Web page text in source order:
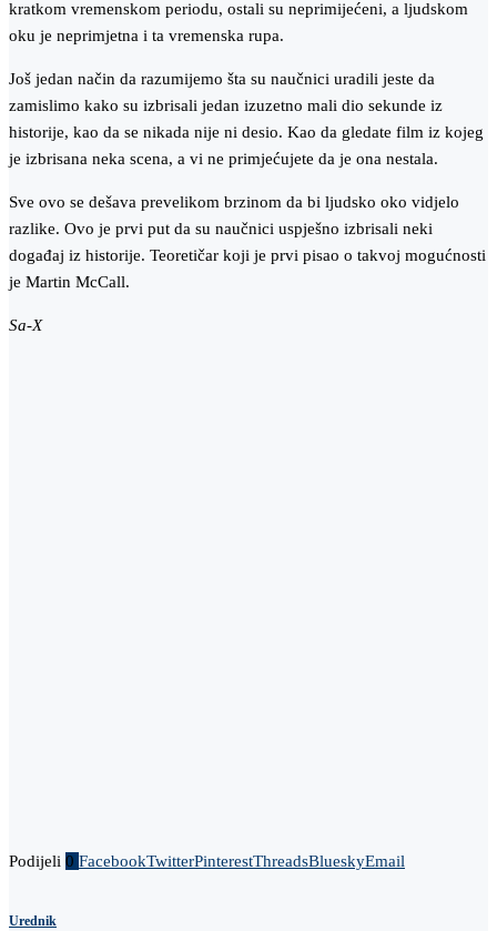
kratkom vremenskom periodu, ostali su neprimijećeni, a ljudskom
oku je neprimjetna i ta vremenska rupa.
Još jedan način da razumijemo šta su naučnici uradili jeste da
zamislimo kako su izbrisali jedan izuzetno mali dio sekunde iz
historije, kao da se nikada nije ni desio. Kao da gledate film iz kojeg
je izbrisana neka scena, a vi ne primjećujete da je ona nestala.
Sve ovo se dešava prevelikom brzinom da bi ljudsko oko vidjelo
razlike. Ovo je prvi put da su naučnici uspješno izbrisali neki
događaj iz historije. Teoretičar koji je prvi pisao o takvoj mogućnosti
je Martin McCall.
Sa-X
Podijeli 0 FacebookTwitterPinterestThreadsBlueskyEmail
Urednik